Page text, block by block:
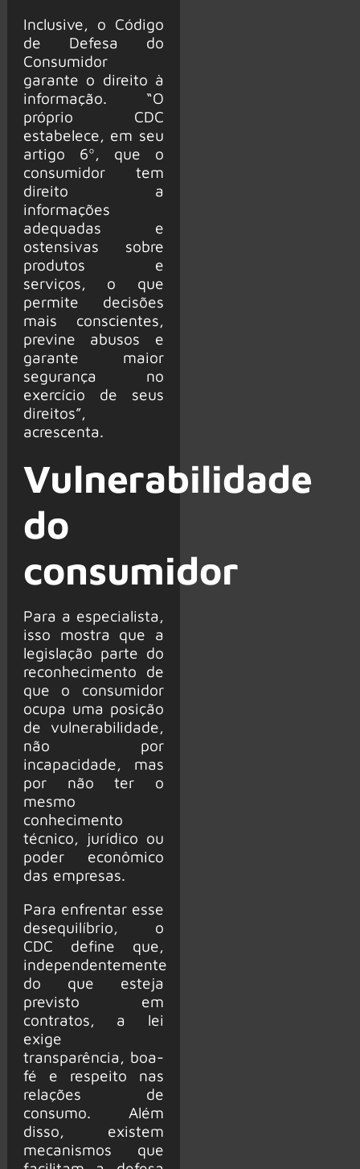
Inclusive, o Código
de Defesa do
Consumidor
garante o direito à
informação. “O
próprio CDC
estabelece, em seu
artigo 6º, que o
consumidor tem
direito a
informações
adequadas e
ostensivas sobre
produtos e
serviços, o que
permite decisões
mais conscientes,
previne abusos e
garante maior
segurança no
exercício de seus
direitos”,
acrescenta.
Vulnerabilidade
do
consumidor
Para a especialista,
isso mostra que a
legislação parte do
reconhecimento de
que o consumidor
ocupa uma posição
de vulnerabilidade,
não por
incapacidade, mas
por não ter o
mesmo
conhecimento
técnico, jurídico ou
poder econômico
das empresas.
Para enfrentar esse
desequilíbrio, o
CDC define que,
independentemente
do que esteja
previsto em
contratos, a lei
exige
transparência, boa-
fé e respeito nas
relações de
consumo. Além
disso, existem
mecanismos que